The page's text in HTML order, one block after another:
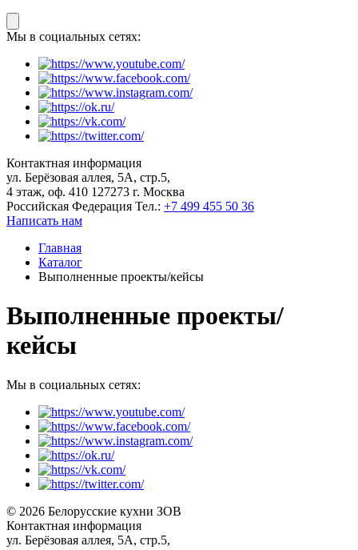
Мы в социальных сетях:
Контактная информация
ул. Берёзовая аллея, 5А, стр.5,
4 этаж, оф. 410 127273 г. Москва
Российская Федерация Тел.: +7 499 455 50 36
Написать нам
Главная
Каталог
Выполненные проекты/кейсы
Выполненные проекты/
кейсы
Мы в социальных сетях:
© 2026 Белорусские кухни ЗОВ
Контактная информация
ул. Берёзовая аллея, 5А, стр.5,